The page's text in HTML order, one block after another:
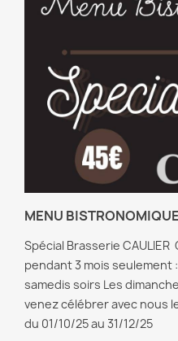
MENU BISTRONOMIQUE
Spécial Brasserie
pendant 3 mois seulement
samedis soirs Les
venez célébrer avec nous
du 01/10/25 au 31/12/25